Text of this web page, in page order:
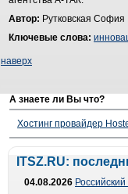
Автор: Рутковская София
Ключевые слова:
наверх
А знаете ли Вы что?
Хостинг провайдер
ITSZ.RU:
04.08.2026